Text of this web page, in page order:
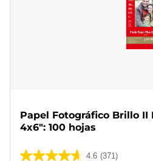
Papel Fotográfico Brillo II
4x6": 100 hojas
4.6 (371)